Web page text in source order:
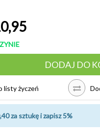
DODAJ DO
listy życzeń
za sztukę i zapisz 5%